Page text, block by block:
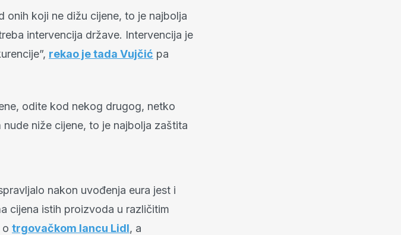
onih koji ne dižu cijene, to je najbolja
intervencija države. Intervencija je
rekao je tada Vujčić pa
odite kod nekog drugog, netko
niže cijene, to je najbolja zaštita
nakon uvođenja eura jest i
cijena istih proizvoda u različitim
o trgovačkom lancu Lidl, a